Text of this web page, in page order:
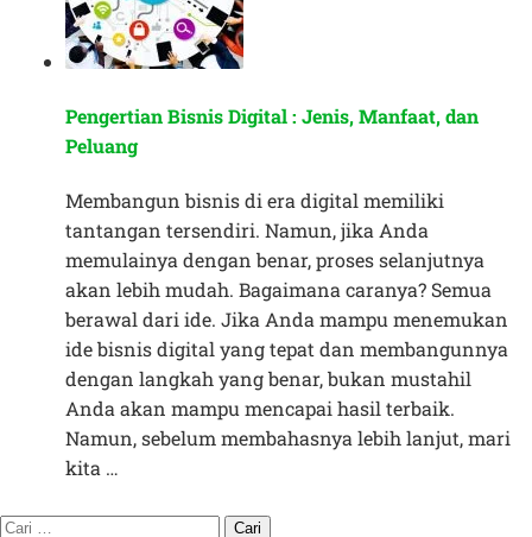
Pengertian Bisnis Digital : Jenis, Manfaat, dan
Peluang
Membangun bisnis di era digital memiliki
tantangan tersendiri. Namun, jika Anda
memulainya dengan benar, proses selanjutnya
akan lebih mudah. Bagaimana caranya? Semua
berawal dari ide. Jika Anda mampu menemukan
ide bisnis digital yang tepat dan membangunnya
dengan langkah yang benar, bukan mustahil
Anda akan mampu mencapai hasil terbaik.
Namun, sebelum membahasnya lebih lanjut, mari
kita …